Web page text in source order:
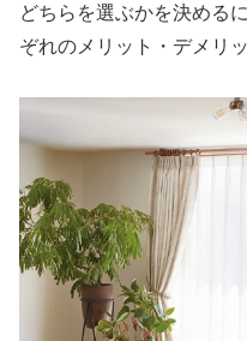
どちらを選ぶかを決める
ぞれのメリット・デメリ